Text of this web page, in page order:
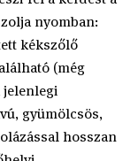
nyomban:
kékszőlő
(még
jelenlegi
gyümölcsös,
hosszan